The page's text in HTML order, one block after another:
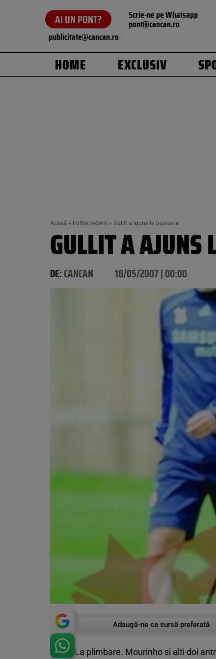
AI UN PONT? Scrie-ne pe Whatsapp
pont@cancan.ro
publicitate@cancan.ro
HOME EXCLUSIV
Acasă » Fotbal extern » Gullit a ajuns la puscarie
GULLIT A AJUNS
DE:CANCAN 18/05/2007 | 00:00
Adaugă-ne ca sursă preferată
La plimbare. Mourinho si alti doi